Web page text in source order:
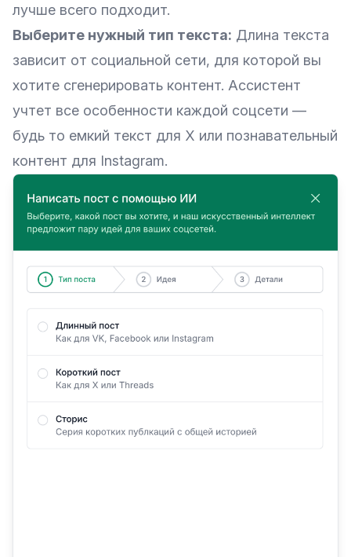
лучше всего подходит.
Выберите нужный тип текста: Длина текста
зависит от социальной сети, для которой вы
хотите сгенерировать контент. Ассистент
учтет все особенности каждой соцсети —
будь то емкий текст для X или познавательный
контент для Instagram.